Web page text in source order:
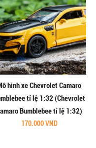
hình xe Chevrolet Camaro
tỉ lệ 1:32 (Chevrolet
Bumblebee tỉ lệ 1:32)
170.000 VND